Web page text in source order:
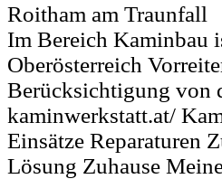
Roitham am Traunfall
Im Bereich Kaminbau
Oberösterreich
Berücksichtigung von
kaminwerkstatt.at/
Einsätze Reparaturen
Lösung Zuhause